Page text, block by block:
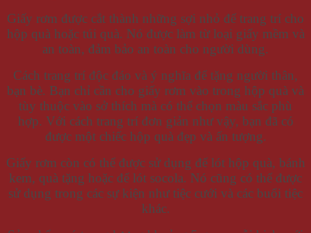
Giấy rơm được cắt thành những sợi nhỏ để trang trí cho
hộp quà hoặc túi quà. Nó được làm từ loại giấy mềm và
an toàn, đảm bảo an toàn cho người dùng.
Cách trang trí độc đáo và ý nghĩa để tặng người thân,
bạn bè. Bạn chỉ cần cho giấy rơm vào trong hộp quà và
tùy thuộc vào sở thích mà có thể chọn màu sắc phù
hợp. Với cách trang trí đơn giản như vậy, bạn đã có
được một chiếc hộp quà đẹp và ấn tượng.
Giấy rơm còn có thể được sử dụng để lót hộp quà, bánh
kem, quà tặng hoặc để lót socola. Nó cũng có thể được
sử dụng trong các sự kiện như tiệc cưới và các buổi tiệc
khác.